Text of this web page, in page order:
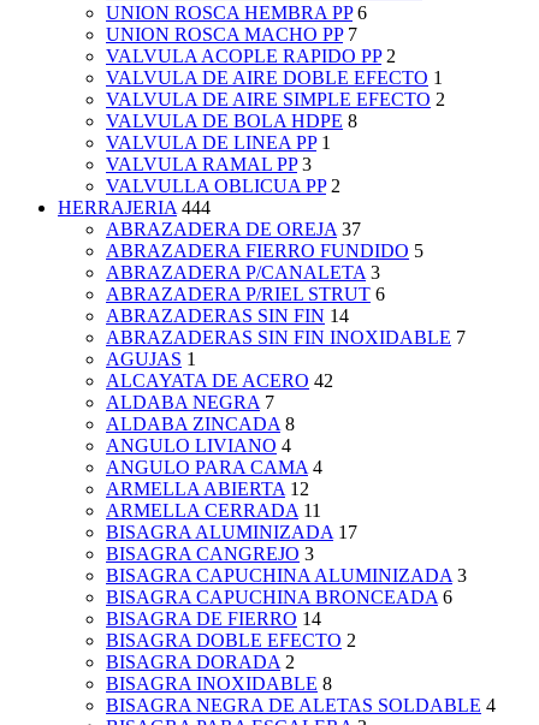
UNION ROSCA HEMBRA PP 6
UNION ROSCA MACHO PP 7
VALVULA ACOPLE RAPIDO PP 2
VALVULA DE AIRE DOBLE EFECTO 1
VALVULA DE AIRE SIMPLE EFECTO 2
VALVULA DE BOLA HDPE 8
VALVULA DE LINEA PP 1
VALVULA RAMAL PP 3
VALVULLA OBLICUA PP 2
HERRAJERIA 444
ABRAZADERA DE OREJA 37
ABRAZADERA FIERRO FUNDIDO 5
ABRAZADERA P/CANALETA 3
ABRAZADERA P/RIEL STRUT 6
ABRAZADERAS SIN FIN 14
ABRAZADERAS SIN FIN INOXIDABLE 7
AGUJAS 1
ALCAYATA DE ACERO 42
ALDABA NEGRA 7
ALDABA ZINCADA 8
ANGULO LIVIANO 4
ANGULO PARA CAMA 4
ARMELLA ABIERTA 12
ARMELLA CERRADA 11
BISAGRA ALUMINIZADA 17
BISAGRA CANGREJO 3
BISAGRA CAPUCHINA ALUMINIZADA 3
BISAGRA CAPUCHINA BRONCEADA 6
BISAGRA DE FIERRO 14
BISAGRA DOBLE EFECTO 2
BISAGRA DORADA 2
BISAGRA INOXIDABLE 8
BISAGRA NEGRA DE ALETAS SOLDABLE 4